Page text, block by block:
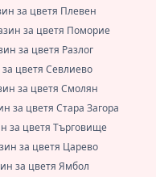
за цветя Плевен
за цветя Поморие
за цветя Разлог
цветя Севлиево
за цветя Смолян
за цветя Стара Загора
за цветя Търговище
за цветя Царево
за цветя Ямбол